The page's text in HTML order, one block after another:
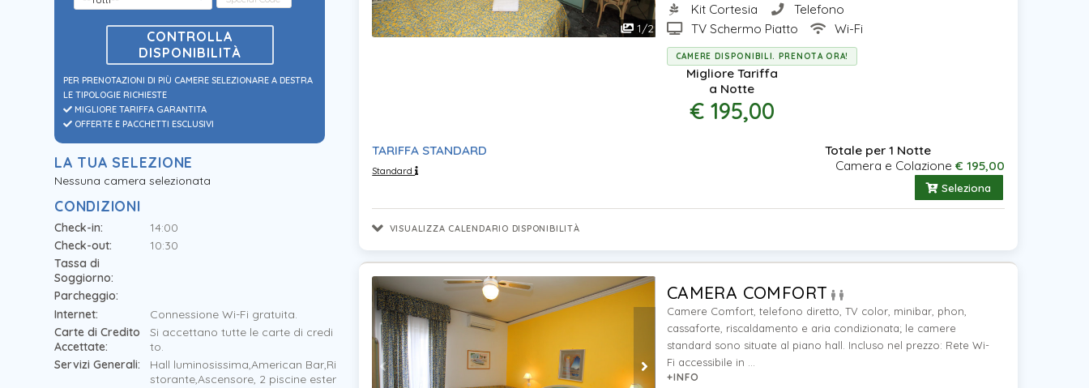
PER PRENOTAZIONI DI PIÙ CAMERE SELEZIONARE A DESTRA
LE TIPOLOGIE RICHIESTE
MIGLIORE TARIFFA GARANTITA
OFFERTE E PACCHETTI ESCLUSIVI
CONTROLLA
DISPONIBILITÀ
LA TUA SELEZIONE
Nessuna camera selezionata
CONDIZIONI
Check-in:
14:00
Check-out:
10:30
Tassa di
Soggiorno:
Parcheggio:
Internet:
Connessione Wi-Fi gratuita.
Carte di Credito
Accettate:
Si accettano tutte le carte di credi
to.
Servizi Generali:
Hall luminosissima,American Bar,Ri
storante,Ascensore, 2 piscine ester
1/2
Kit Cortesia
Telefono
TV Schermo Piatto
Wi-Fi
CAMERE DISPONIBILI. PRENOTA ORA!
Migliore Tariffa
a Notte
€ 195,00
TARIFFA STANDARD
Standard
Totale per 1 Notte
Camera e Colazione € 195,00
Seleziona
VISUALIZZA CALENDARIO DISPONIBILITÀ
CAMERA COMFORT
Camere Comfort, telefono diretto, TV color, minibar, phon,
cassaforte, riscaldamento e aria condizionata; le camere
standard sono situate al piano hall. Incluso nel prezzo: Rete Wi-
Fi accessibile in ...
+INFO